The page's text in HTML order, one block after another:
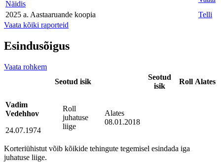
Näidis
2025 a. Aastaaruande koopia
Telli
Vaata kõiki raporteid
Esindusõigus
Vaata rohkem
Seotud isik
Seotud
isik
Roll Alates
Vadim
Vedehhov
24.07.1974
Roll
juhatuse
liige
Alates
08.01.2018
Korteriühistut võib kõikide tehingute tegemisel esindada iga
juhatuse liige.